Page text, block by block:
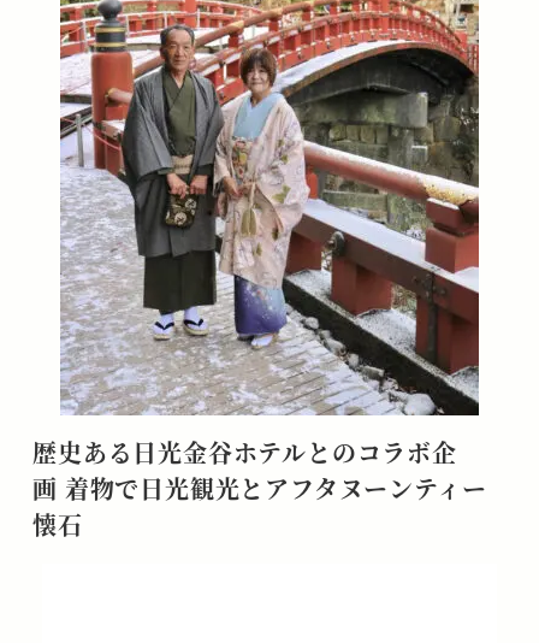
歴史ある日光金谷ホテルとのコラボ企
画 着物で日光観光とアフタヌーンティー
懐石